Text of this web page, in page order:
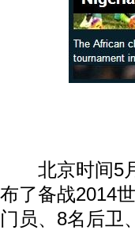
北京时间5月
布了备战2014
门员、8名后卫